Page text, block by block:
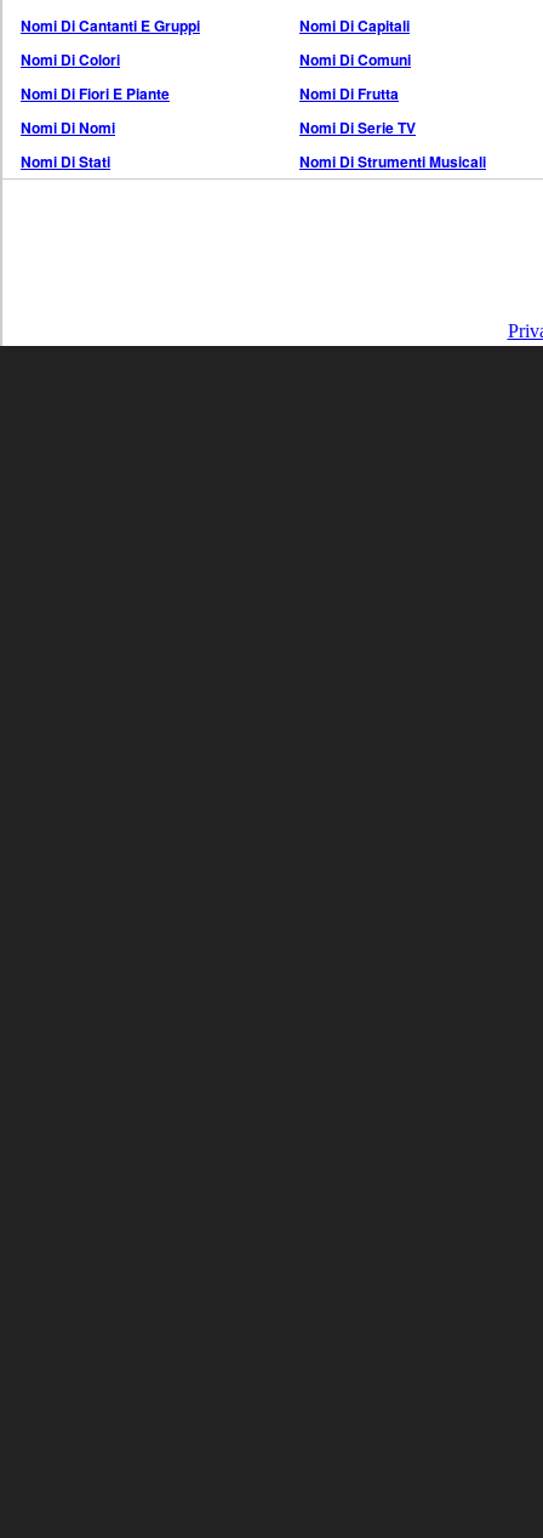
Nomi Di Cantanti E Gruppi
Nomi Di Capitali
Nomi Di Colori
Nomi Di Comuni
Nomi Di Fiori E Piante
Nomi Di Frutta
Nomi Di Nomi
Nomi Di Serie TV
Nomi Di Stati
Nomi Di Strumenti Musicali